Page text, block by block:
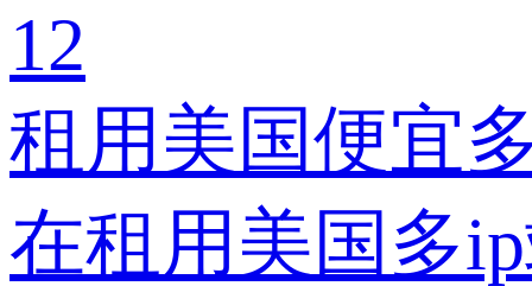
12
租用美国便宜
在租用美国多